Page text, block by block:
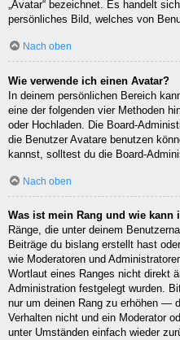
„Avatar“ bezeichnet. Es handelt
persönliches Bild, welches von
Nach oben
Wie verwende ich einen Avatar?
In deinem persönlichen Bereich
eine der folgenden vier Methoden
oder Hochladen. Die Board-
die Benutzer Avatare benutzen
kannst, solltest du die Board-
Nach oben
Was ist mein Rang und wie kann
Ränge, die unter deinem
Beiträge du bislang erstellt hast
wie Moderatoren und
Wortlaut eines Ranges nicht direkt
Administration festgelegt wurden.
nur um deinen Rang zu erhöhen —
Verhalten nicht und ein Moderator
unter Umständen einfach wieder